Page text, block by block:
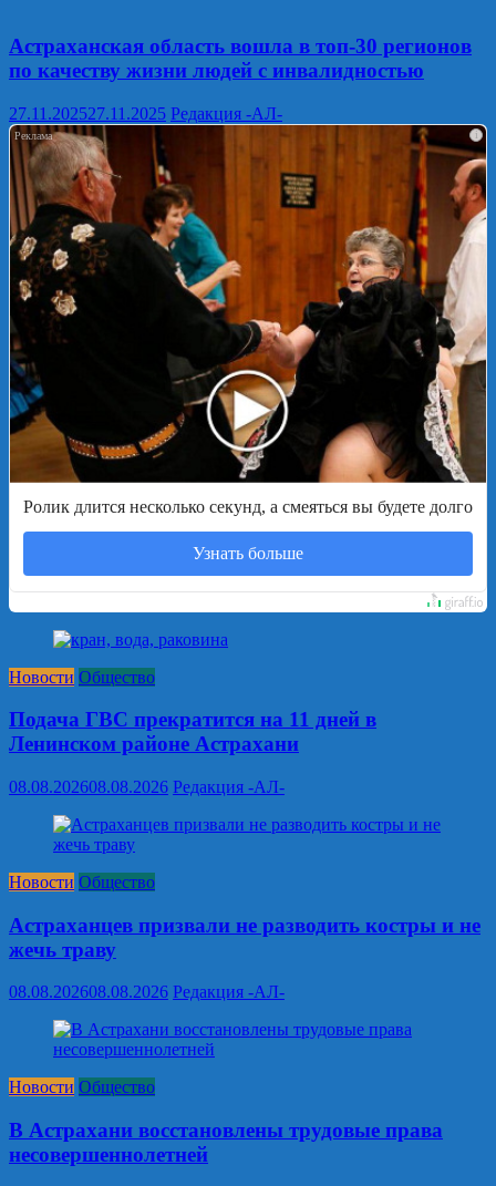
Астраханская область вошла в топ‑30 регионов
по качеству жизни людей с инвалидностью
27.11.202527.11.2025 Редакция -АЛ-
i
Ролик длится несколько секунд, а смеяться вы будете долго
Узнать больше
Новости Общество
Подача ГВС прекратится на 11 дней в
Ленинском районе Астрахани
08.08.202608.08.2026 Редакция -АЛ-
Новости Общество
Астраханцев призвали не разводить костры и не
жечь траву
08.08.202608.08.2026 Редакция -АЛ-
Новости Общество
В Астрахани восстановлены трудовые права
несовершеннолетней